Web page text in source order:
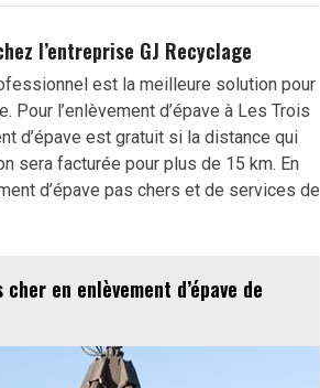
l’entreprise GJ Recyclage
est la meilleure solution pour
Pour l’enlèvement d’épave à Les Trois
d’épave est gratuit si la distance qui
sera facturée pour plus de 15 km. En
d’épave pas chers et de services de
cher en enlèvement d’épave de